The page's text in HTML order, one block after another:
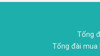
Tổng
Tổng đài mua